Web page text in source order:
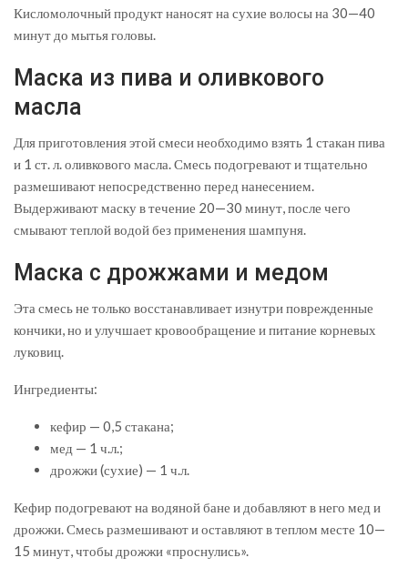
Кисломолочный продукт наносят на сухие волосы на 30—40
минут до мытья головы.
Маска из пива и оливкового
масла
Для приготовления этой смеси необходимо взять 1 стакан пива
и 1 ст. л. оливкового масла. Смесь подогревают и тщательно
размешивают непосредственно перед нанесением.
Выдерживают маску в течение 20—30 минут, после чего
смывают теплой водой без применения шампуня.
Маска с дрожжами и медом
Эта смесь не только восстанавливает изнутри поврежденные
кончики, но и улучшает кровообращение и питание корневых
луковиц.
Ингредиенты:
кефир — 0,5 стакана;
мед — 1 ч.л.;
дрожжи (сухие) — 1 ч.л.
Кефир подогревают на водяной бане и добавляют в него мед и
дрожжи. Смесь размешивают и оставляют в теплом месте 10—
15 минут, чтобы дрожжи «проснулись».